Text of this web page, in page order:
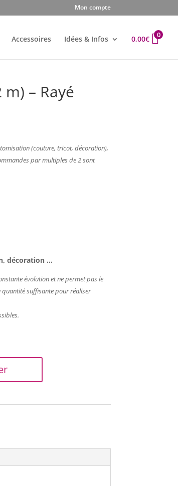
Mon compte
Accessoires Idées & Infos 0,00€ 0
– Rayé
(couture, tricot, décoration),
par multiples de 2 sont
décoration …
évolution et ne permet pas le
suffisante pour réaliser